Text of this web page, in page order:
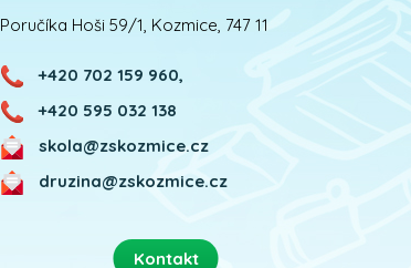
Poručíka Hoši 59/1, Kozmice, 747 11
+420 702 159 960,
+420 595 032 138
skola@zskozmice.cz
druzina@zskozmice.cz